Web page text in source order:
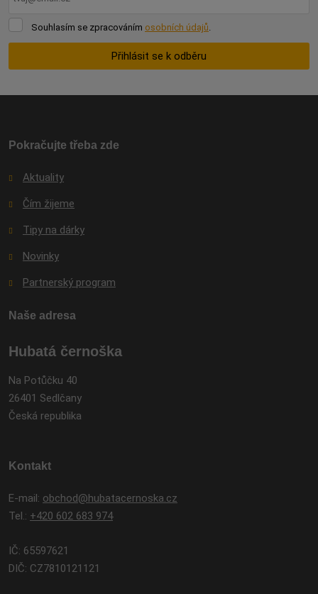
Souhlasím
Souhlasím se zpracováním osobních údajů.
Přihlásit se k odběru
odeslat.
Pokračujte třeba zde
Aktuality
Čím žijeme
Tipy na dárky
Novinky
Partnerský program
Naše adresa
Hubatá černoška
Na Potůčku 40
26401 Sedlčany
Česká republika
Kontakt
E-mail: obchod@hubatacernoska.cz
Tel.: +420 602 683 974
IČ: 65597621
DIČ: CZ7810121121